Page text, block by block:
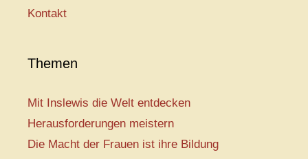
Kontakt
Themen
Mit Inslewis die Welt entdecken
Herausforderungen meistern
Die Macht der Frauen ist ihre Bildung